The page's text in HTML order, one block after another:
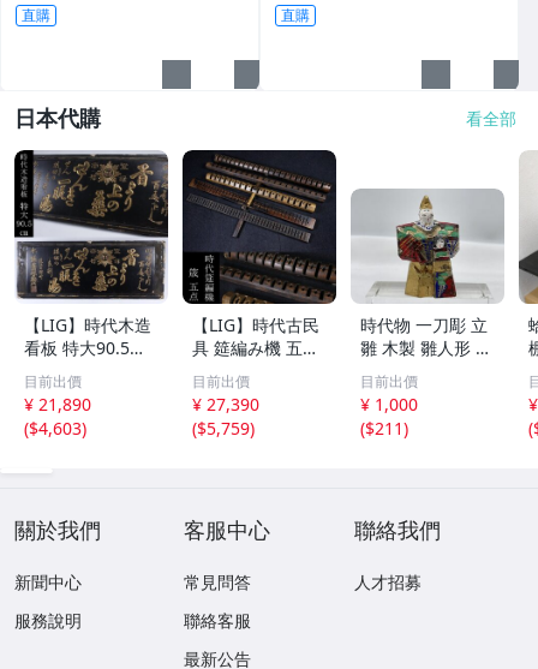
直購 直購
日本代購 看全部
【LIG】時代木造
看板 特大90.5㎝
金彩 本舗 高田徳
左衛門 古美術品
2606.676
目前出價
¥ 21,890
($4,603)
【LIG】時代古民
具 筵編み機 五点
むしろ編み 筬 お
さ 農具 古道具 26
04.458
目前出價
¥ 27,390
($5,759)
時代物 一刀彫 立
雛 木製 雛人形 木
彫彩色 小型 2.2×
3.5×H5.7cm ひな
祭り 郷土玩具 木
工芸 置物 木彫人
目前出價
¥ 1,000
($211)
(
關於我們
新聞中心
服務說明
客服中心
常見問答
聯絡客服
最新公告
聯絡我們
人才招募